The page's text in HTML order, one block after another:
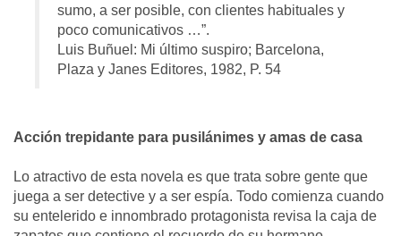
sumo, a ser posible, con clientes habituales y
poco comunicativos …”.
Luis Buñuel: Mi último suspiro; Barcelona,
Plaza y Janes Editores, 1982, P. 54
Acción trepidante para pusilánimes y amas de casa
Lo atractivo de esta novela es que trata sobre gente que
juega a ser detective y a ser espía. Todo comienza cuando
su entelerido e innombrado protagonista revisa la caja de